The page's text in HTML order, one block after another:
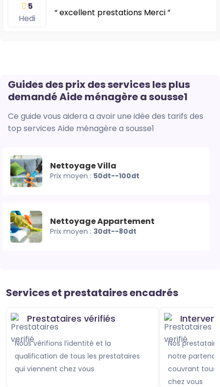
5
Hedi
“ excellent prestations Merci ”
Guides des prix des services les plus
demandé Aide ménagère a sousse1
Ce guide vous aidera a avoir une idée des tarifs des
top services Aide ménagère a sousse1
Nettoyage Villa
Prix moyen : 50dt--100dt
Nettoyage Appartement
Prix moyen : 30dt--80dt
Services et prestataires encadrés
Prestataires vérifiés
Nous vérifions l’identité et la
qualification de tous les prestataires
qui viennent chez vous
Nos prestataires sont assurés avec
notre
couvrant tous
chez vous